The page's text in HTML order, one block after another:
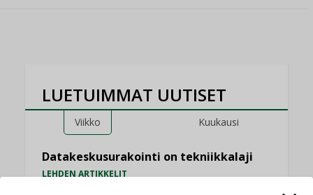
LUETUIMMAT UUTISET
Viikko Kuukausi
Datakeskusurakointi on tekniikkalaji
LEHDEN ARTIKKELIT